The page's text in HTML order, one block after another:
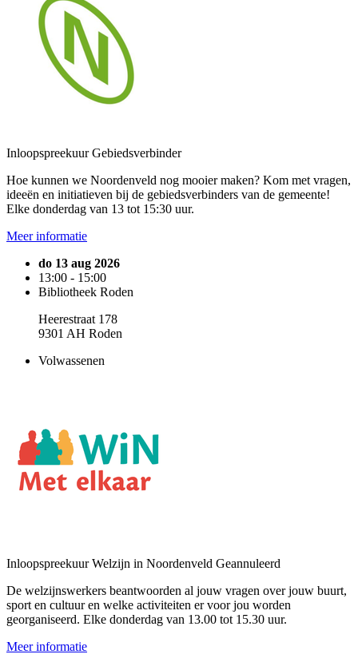
Inloopspreekuur Gebiedsverbinder
Hoe kunnen we Noordenveld nog mooier maken? Kom met vragen,
ideeën en initiatieven bij de gebiedsverbinders van de gemeente!
Elke donderdag van 13 tot 15:30 uur.
Meer informatie
do 13 aug 2026
13:00 - 15:00
Bibliotheek Roden
Heerestraat 178
9301 AH Roden
Volwassenen
Inloopspreekuur Welzijn in Noordenveld Geannuleerd
De welzijnswerkers beantwoorden al jouw vragen over jouw buurt,
sport en cultuur en welke activiteiten er voor jou worden
georganiseerd. Elke donderdag van 13.00 tot 15.30 uur.
Meer informatie